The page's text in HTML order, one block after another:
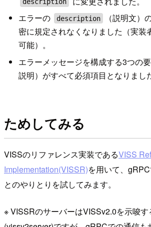
エラーの
description
（説明文）
密に規定されなくなりました（実装
可能）。
エラーメッセージを構成する3つの要
説明）がすべて必須項目となりまし
ためしてみる
VISSのリファレンス実装であるVISS
Implementation(VISSR)を用いて、
とのやりとりを試してみます。
※ VISSRのサーバーはVISSv2.0を示唆